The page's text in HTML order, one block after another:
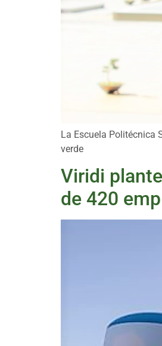
La Escuela Politécnica
verde
Viridi
de 420